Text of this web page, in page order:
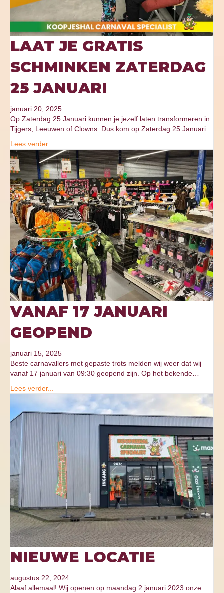
LAAT JE GRATIS
SCHMINKEN ZATERDAG
25 JANUARI
januari 20, 2025
Op Zaterdag 25 Januari kunnen je jezelf laten transformeren in
Tijgers, Leeuwen of Clowns. Dus kom op Zaterdag 25 Januari…
Lees verder...
VANAF 17 JANUARI
GEOPEND
januari 15, 2025
Beste carnavallers met gepaste trots melden wij weer dat wij
vanaf 17 januari van 09:30 geopend zijn. Op het bekende…
Lees verder...
NIEUWE LOCATIE
augustus 22, 2024
Alaaf allemaal! Wij openen op maandag 2 januari 2023 onze